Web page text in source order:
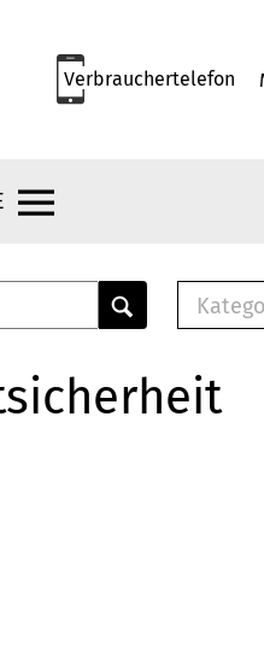
Verbrauchertelefon